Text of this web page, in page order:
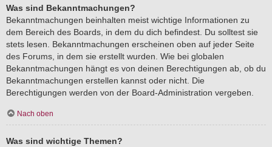
Was sind Bekanntmachungen?
Bekanntmachungen beinhalten meist wichtige Informationen zu
dem Bereich des Boards, in dem du dich befindest. Du solltest sie
stets lesen. Bekanntmachungen erscheinen oben auf jeder Seite
des Forums, in dem sie erstellt wurden. Wie bei globalen
Bekanntmachungen hängt es von deinen Berechtigungen ab, ob du
Bekanntmachungen erstellen kannst oder nicht. Die
Berechtigungen werden von der Board-Administration vergeben.
Nach oben
Was sind wichtige Themen?